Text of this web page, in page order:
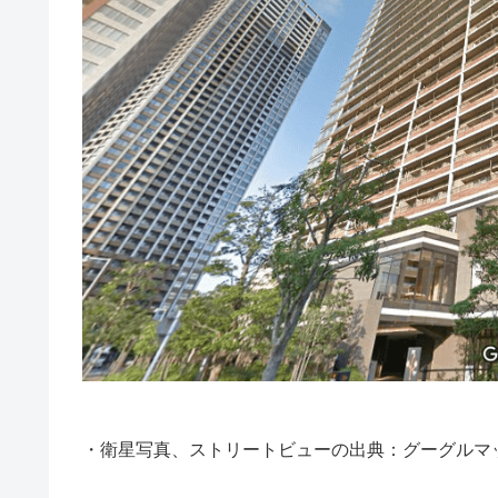
・衛星写真、ストリートビューの出典：グーグルマ